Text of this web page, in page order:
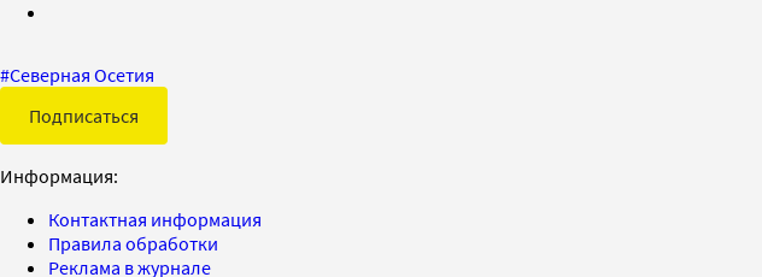
#Северная Осетия
Подписаться
Информация:
Контактная информация
Правила обработки
Реклама в журнале